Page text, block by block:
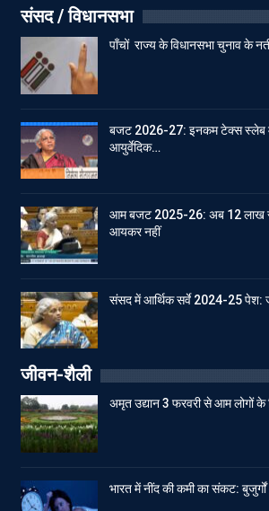
संसद / विधानसभा
पाँचों राज्य के विधानसभा चुनाव के
बजट 2026-27: इनकम टेक्स स्लेब में
आयुर्वेदिक…
आम बजट 2025-26: अब 12 लाख
आयकर नहीं
संसद में आर्थिक सर्वे 2024-25 पेश:
जीवन-शैली
अमृत उद्यान 3 फरवरी से आम लोगों के
भारत में नींद की कमी का संकट: